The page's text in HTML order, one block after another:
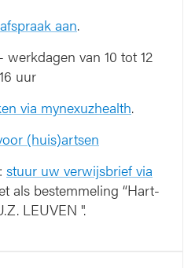
aan.
- werkdagen van 10 tot 12
uur
via mynexuzhealth.
(huis)artsen
stuur uw verwijsbrief via
als bestemmeling “Hart-
LEUVEN ".